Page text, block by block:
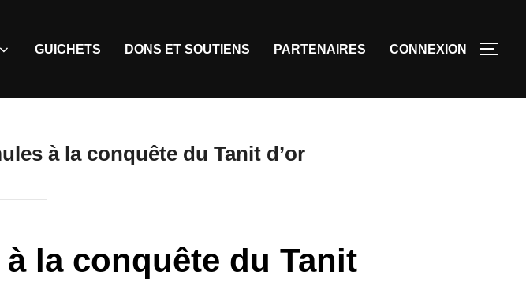
GUICHETS DONS ET SOUTIENS PARTENAIRES CONNEXION
à la conquête du Tanit d’or
la conquête du Tanit